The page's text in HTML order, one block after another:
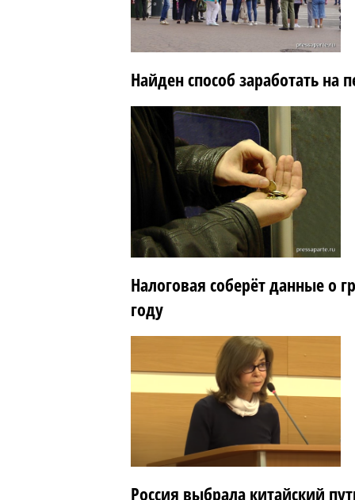
Найден способ заработать
Налоговая соберёт данные о
году
Россия выбрала китайский